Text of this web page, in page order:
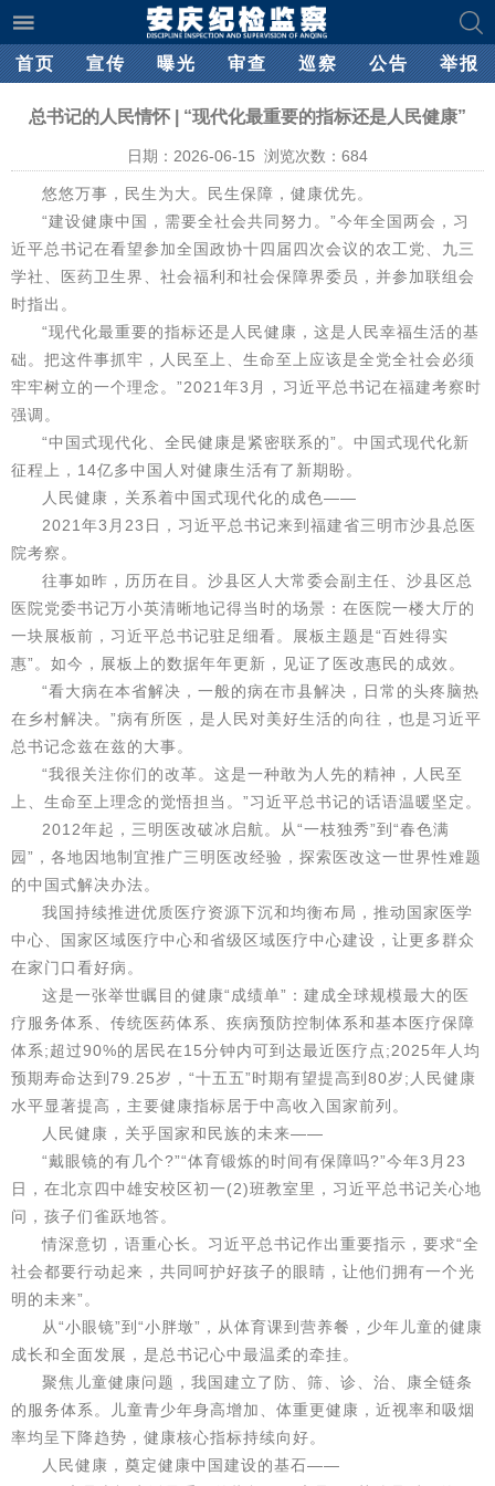
首页 宣传 曝光 审查 巡察 公告 举报
总书记的人民情怀 | “现代化最重要的指标还是人民健康”
日期：2026-06-15 浏览次数： 684
悠悠万事，民生为大。民生保障，健康优先。
“建设健康中国，需要全社会共同努力。”今年全国两会，习
近平总书记在看望参加全国政协十四届四次会议的农工党、九三
学社、医药卫生界、社会福利和社会保障界委员，并参加联组会
时指出。
“现代化最重要的指标还是人民健康，这是人民幸福生活的基
础。把这件事抓牢，人民至上、生命至上应该是全党全社会必须
牢牢树立的一个理念。”2021年3月，习近平总书记在福建考察时
强调。
“中国式现代化、全民健康是紧密联系的”。中国式现代化新
征程上，14亿多中国人对健康生活有了新期盼。
人民健康，关系着中国式现代化的成色——
2021年3月23日，习近平总书记来到福建省三明市沙县总医
院考察。
往事如昨，历历在目。沙县区人大常委会副主任、沙县区总
医院党委书记万小英清晰地记得当时的场景：在医院一楼大厅的
一块展板前，习近平总书记驻足细看。展板主题是“百姓得实
惠”。如今，展板上的数据年年更新，见证了医改惠民的成效。
“看大病在本省解决，一般的病在市县解决，日常的头疼脑热
在乡村解决。”病有所医，是人民对美好生活的向往，也是习近平
总书记念兹在兹的大事。
“我很关注你们的改革。这是一种敢为人先的精神，人民至
上、生命至上理念的觉悟担当。”习近平总书记的话语温暖坚定。
2012年起，三明医改破冰启航。从“一枝独秀”到“春色满
园”，各地因地制宜推广三明医改经验，探索医改这一世界性难题
的中国式解决办法。
我国持续推进优质医疗资源下沉和均衡布局，推动国家医学
中心、国家区域医疗中心和省级区域医疗中心建设，让更多群众
在家门口看好病。
这是一张举世瞩目的健康“成绩单”：建成全球规模最大的医
疗服务体系、传统医药体系、疾病预防控制体系和基本医疗保障
体系;超过90%的居民在15分钟内可到达最近医疗点;2025年人均
预期寿命达到79.25岁，“十五五”时期有望提高到80岁;人民健康
水平显著提高，主要健康指标居于中高收入国家前列。
人民健康，关乎国家和民族的未来——
“戴眼镜的有几个?”“体育锻炼的时间有保障吗?”今年3月23
日，在北京四中雄安校区初一(2)班教室里，习近平总书记关心地
问，孩子们雀跃地答。
情深意切，语重心长。习近平总书记作出重要指示，要求“全
社会都要行动起来，共同呵护好孩子的眼睛，让他们拥有一个光
明的未来”。
从“小眼镜”到“小胖墩”，从体育课到营养餐，少年儿童的健康
成长和全面发展，是总书记心中最温柔的牵挂。
聚焦儿童健康问题，我国建立了防、筛、诊、治、康全链条
的服务体系。儿童青少年身高增加、体重更健康，近视率和吸烟
率均呈下降趋势，健康核心指标持续向好。
人民健康，奠定健康中国建设的基石——